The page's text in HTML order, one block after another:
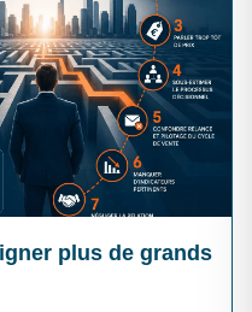
plus de grands